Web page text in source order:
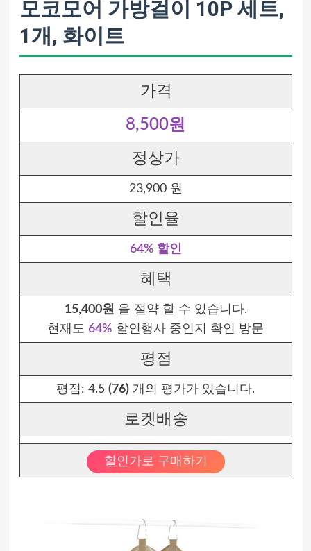
모코모어 가방걸이 10P 세트,
1개, 화이트
가격
8,500원
정상가
23,900 원
할인율
64% 할인
혜택
15,400원 을 절약 할 수 있습니다.
현재도 64% 할인행사 중인지 확인 방문
평점
평점: 4.5 (76) 개의 평가가 있습니다.
로켓배송
할인가로 구매하기